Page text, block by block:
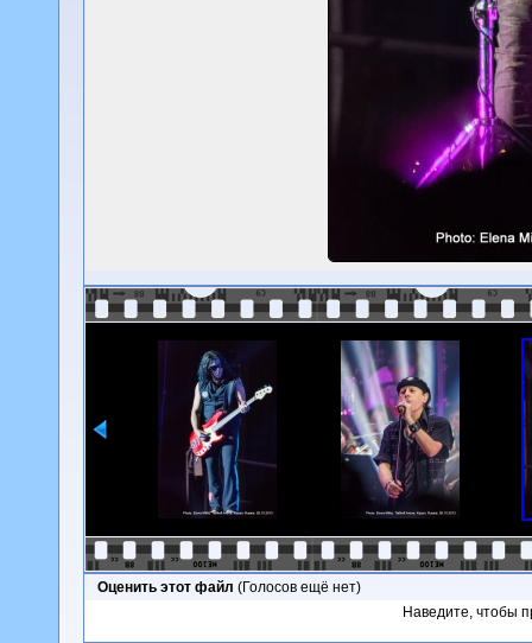
Оценить этот файл (Голосов ещё нет)
Наведите, чтобы